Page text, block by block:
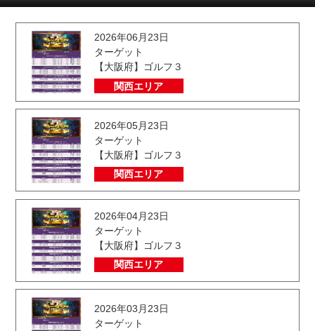
2026年06月23日
ターゲット
【大阪府】ゴルフ３
関西エリア
2026年05月23日
ターゲット
【大阪府】ゴルフ３
関西エリア
2026年04月23日
ターゲット
【大阪府】ゴルフ３
関西エリア
2026年03月23日
ターゲット